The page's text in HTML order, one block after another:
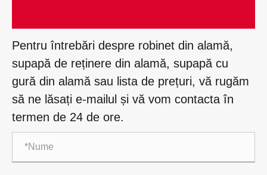
Pentru întrebări despre robinet din alamă,
supapă de reținere din alamă, supapă cu
gură din alamă sau lista de prețuri, vă rugăm
să ne lăsați e-mailul și vă vom contacta în
termen de 24 de ore.